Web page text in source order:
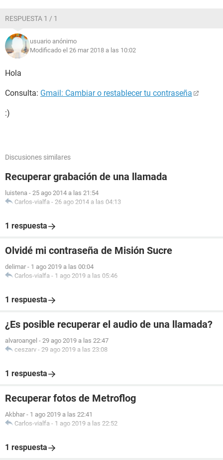
RESPUESTA 1 / 1
usuario anónimo
Modificado el 26 mar 2018 a las 10:02
Hola
Consulta: Gmail: Cambiar o restablecer tu contraseña
:)
Discusiones similares
Recuperar grabación de una llamada
luistena - 25 ago 2014 a las 21:54
Carlos-vialfa - 26 ago 2014 a las 04:13
1 respuesta
Olvidé mi contraseña de Misión Sucre
delimar - 1 ago 2019 a las 00:04
Carlos-vialfa - 1 ago 2019 a las 05:46
1 respuesta
¿Es posible recuperar el audio de una llamada?
alvaroangel - 29 ago 2019 a las 22:47
ceszarv - 29 ago 2019 a las 23:08
1 respuesta
Recuperar fotos de Metroflog
Akbhar - 1 ago 2019 a las 22:41
Carlos-vialfa - 1 ago 2019 a las 22:52
1 respuesta